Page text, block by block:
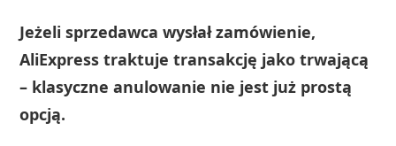
Jeżeli sprzedawca wysłał zamówienie,
AliExpress traktuje transakcję jako trwającą
– klasyczne anulowanie nie jest już prostą
opcją.